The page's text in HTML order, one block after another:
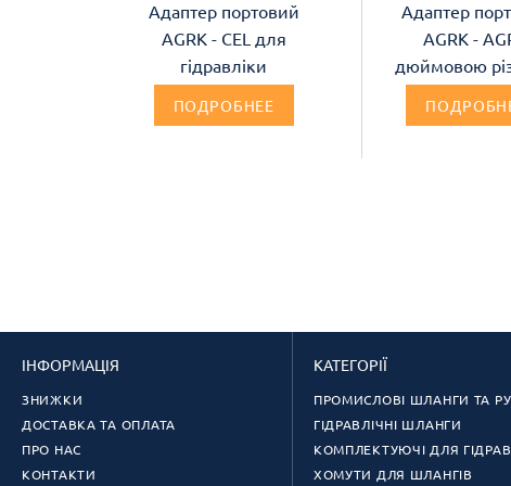
Адаптер портовий
AGRK - CEL для
гідравліки
ПОДРОБНЕЕ
Адаптер
AGRK -
дюймовою
ІНФОРМАЦІЯ
ЗНИЖКИ
ДОСТАВКА ТА ОПЛАТА
ПРО НАС
КОНТАКТИ
КАТЕГОРІЇ
ПРОМИСЛОВІ ШЛАНГИ ТА
ГІДРАВЛІЧНІ ШЛАНГИ
КОМПЛЕКТУЮЧІ ДЛЯ
ХОМУТИ ДЛЯ ШЛАНГІВ